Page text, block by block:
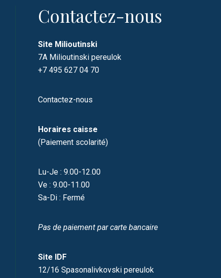
Contactez-nous
Site Milioutinski
7A Milioutinski pereulok
+7 495 627 04 70
Contactez-nous
Horaires caisse
(Paiement scolarité)
Lu-Je : 9.00-12.00
Ve : 9.00-11.00
Sa-Di : Fermé
Pas de paiement par carte bancaire
Site IDF
12/16 Spasonalivkovski pereulok